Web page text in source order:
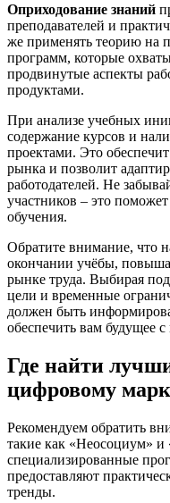
Оприходование знаний
преподавателей и
же применять теорию на
программ, которые
продвинутые аспекты
продуктами.
При анализе учебных
содержание курсов и
проектами. Это
рынка и позволит
работодателей. Не
участников – это
обучения.
Обратите внимание, что
окончании учёбы,
рынке труда. Выбирая
цели и временные
должен быть
обеспечить вам будущее
Где найти
цифровому
Рекомендуем обратить
такие как «Неосоциум» и
специализированные
предоставляют
тренды.